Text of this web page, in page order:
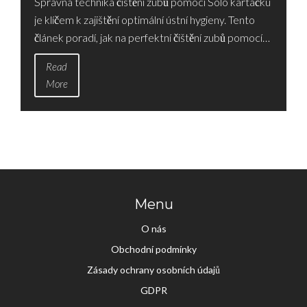
je klíčem k zajištění optimální ústní hygieny. Tento
článek poradí, jak na perfektní čištění zubů pomocí
této jednoduché, avšak efektivní metody. Přečtěte
si o tom, jak správně používat Solo kartáček, jaké
jsou výhody této techniky, a zajímavé tipy, které
pomůžou zlepšit vaši denní rutinu ústní hygieny.
Read
More
Menu
O nás
Obchodní podmínky
Zásady ochrany osobních údajů
GDPR